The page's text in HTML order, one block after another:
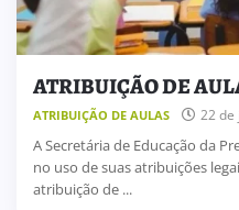
ATRIBUIÇÃO DE
ATRIBUIÇÃO DE AULAS 22 de
A Secretária de Educação da
no uso de suas atribuições
atribuição de ...